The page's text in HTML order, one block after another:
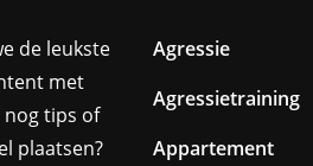
de leukste
met
nog tips of
plaatsen?
Agressie
Agressietraining
Appartement